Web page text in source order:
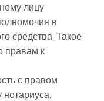
лицу
в
средства. Такое
правам к
с правом